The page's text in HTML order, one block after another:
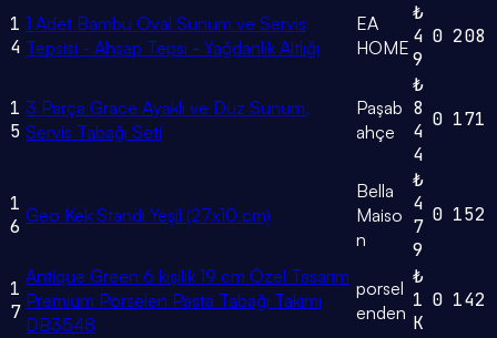
1
4
1 Adet Bambu Oval Sunum ve Servis
Tepsisi - Ahşap Tepsi - Yağdanlık Altlığı
EA
HOME
₺
4
9
0 208
1
5
3 Parça Grace Ayaklı ve Düz Sunum,
Servis Tabağı Seti
Paşab
ahçe
₺
8
4
4
0 171
1
6 Geo Kek Standı Yeşil (27x10 cm)
Bella
Maiso
n
₺
4
7
9
0 152
1
7
Antique Green 6 kişilik 19 cm Özel Tasarım
Premium Porselen Pasta Tabağı Takımı
DB3548
porsel
enden
₺
1
K
0 142